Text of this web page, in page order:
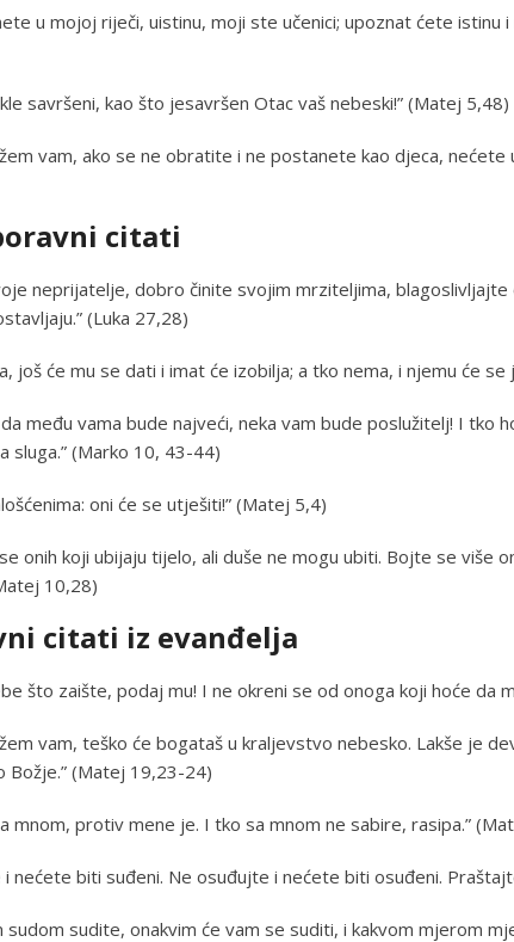
u mojoj riječi, uistinu, moji ste učenici; upoznat ćete istinu
savršeni, kao što jesavršen Otac vaš nebeski!” (Matej 5,48)
vam, ako se ne obratite i ne postanete kao djeca, nećete
citati
neprijatelje, dobro činite svojim mrziteljima, blagoslivljajte
(Luka 27,28)
još će mu se dati i imat će izobilja; a tko nema, i njemu će
među vama bude najveći, neka vam bude poslužitelj! I tko
sluga.” (Marko 10, 43-44)
oni će se utješiti!” (Matej 5,4)
onih koji ubijaju tijelo, ali duše ne mogu ubiti. Bojte se više
10,28)
citati iz evanđelja
što zaište, podaj mu! I ne okreni se od onoga koji hoće da
vam, teško će bogataš u kraljevstvo nebesko. Lakše je
Božje.” (Matej 19,23-24)
mnom, protiv mene je. I tko sa mnom ne sabire, rasipa.”
i nećete biti suđeni. Ne osuđujte i nećete biti osuđeni.
sudom sudite, onakvim će vam se suditi, i kakvom mjerom